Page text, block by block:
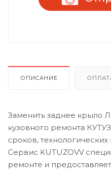
ОПИСАНИЕ
Заменить заднее крыло
кузовного ремонта
сроков,
Сервис KUTUZOVV
ремонте и